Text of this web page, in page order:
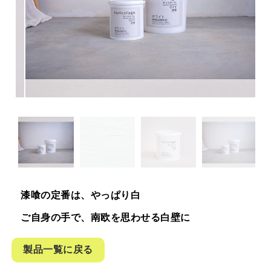
漆喰の定番は、やっぱり白
ご自身の手で、南欧を思わせる白壁に
製品一覧に戻る